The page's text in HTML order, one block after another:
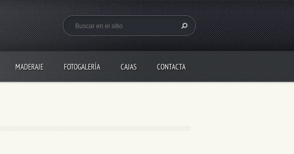
MADERAJE FOTOGALERÍA CAJAS CONTACTA